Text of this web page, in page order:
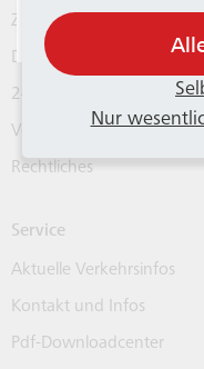
Zeitkarten und Abos
Deutschlandticket
24hKlimaticket für Bonn
Verkaufsstellen
Rechtliches
Service
Aktuelle Verkehrsinfos
Kontakt und Infos
Pdf-Downloadcenter
dieser Mitteilung
Nur